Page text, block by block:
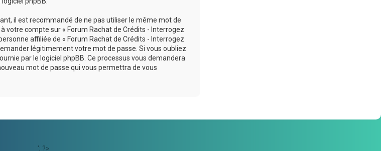
il est recommandé de ne pas utiliser le même mot de
votre compte sur « Forum Rachat de Crédits - Interrogez
affiliée de « Forum Rachat de Crédits - Interrogez
légitimement votre mot de passe. Si vous oubliez
par le logiciel phpBB. Ce processus vous demandera
mot de passe qui vous permettra de vous
'; ?>